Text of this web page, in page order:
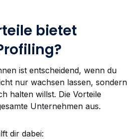
bietet
ist entscheidend, wenn du
nur wachsen lassen, sondern
halten willst. Die Vorteile
Unternehmen aus.
dir dabei: